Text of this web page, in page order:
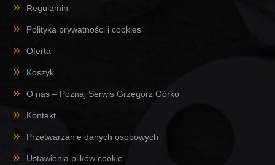
Regulamin
Polityka prywatności i cookies
Oferta
Koszyk
O nas – Poznaj Serwis Grzegorz Górko
Kontakt
Przetwarzanie danych osobowych
Ustawienia plików cookie